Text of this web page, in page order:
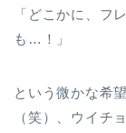
「どこかに、フ
も…！」
という微かな希
（笑）、ウイチ